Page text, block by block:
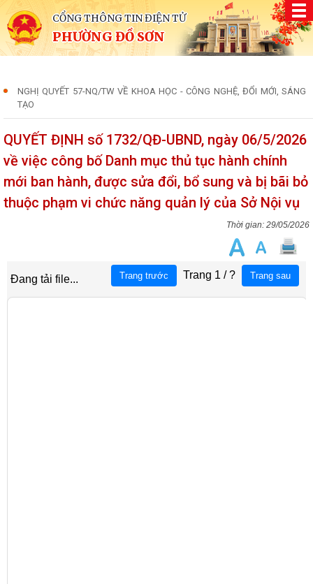
CỔNG THÔNG TIN ĐIỆN TỬ
PHƯỜNG ĐỒ SƠN
NGHỊ QUYẾT 57-NQ/TW VỀ KHOA HỌC - CÔNG NGHỆ, ĐỔI MỚI, SÁNG
TẠO
QUYẾT ĐỊNH số 1732/QĐ-UBND, ngày 06/5/2026
về việc công bố Danh mục thủ tục hành chính
mới ban hành, được sửa đổi, bổ sung và bị bãi bỏ
thuộc phạm vi chức năng quản lý của Sở Nội vụ
29/05/2026